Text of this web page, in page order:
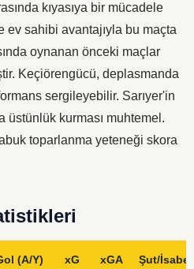
kıyasıya bir mücadele
ev sahibi avantajıyla bu maçta
oynanan önceki maçlar
Keçiörengücü, deplasmanda
sergileyebilir. Sarıyer'in
üstünlük kurması muhtemel.
toparlanma yeteneği skora
(A/Y) xG xGA Şut/İsabet